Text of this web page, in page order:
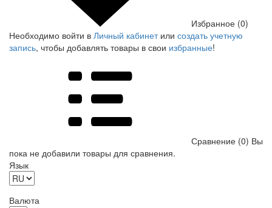
Избранное (0)
Необходимо войти в Личный кабинетили создать учетную
запись, чтобы добавлять товары в свои избранные!
Сравнение (0) Вы
пока не добавили товары для сравнения.
Язык
Валюта